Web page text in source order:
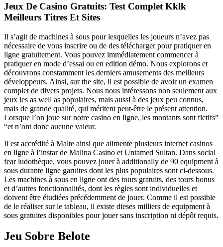
Jeux De Casino Gratuits: Test Complet Kklk
Meilleurs Titres Et Sites
Il s’agit de machines à sous pour lesquelles les joueurs n’avez pas
nécessaire de vous inscrire ou de des télécharger pour pratiquer en
ligne gratuitement. Vous pouvez immédiatement commencer à
pratiquer en mode d’essai ou en edition démo. Nous explorons et
découvrons constamment les derniers amusements des meilleurs
développeurs. Ainsi, sur the site, il est possible de avoir un examen
complet de divers projets. Nous nous intéressons non seulement aux
jeux les as well as populaires, mais aussi à des jeux peu connus,
mais de grande qualité, qui méritent peut-être le présent attention.
Lorsque l’on joue sur notre casino en ligne, les montants sont fictifs”
“et n’ont donc aucune valeur.
Il est accrédité à Malte ainsi que alimente plusieurs internet casinos
en ligne à l’instar de Malina Casino et Untamed Sultan. Dans social
fear ludothèque, vous pouvez jouer à additionally de 90 equipment à
sous durante ligne garuites dont les plus populaires sont ci-dessous.
Les machines à sous en ligne ont des tours gratuits, des tours bonus
et d’autres fonctionnalités, dont les règles sont individuelles et
doivent être étudiées précédemment de jouer. Comme il est possible
de le réaliser sur le tableau, il existe dieses milliers de equipment à
sous gratuites disponibles pour jouer sans inscription ni dépôt requis.
Jeu Sobre Belote